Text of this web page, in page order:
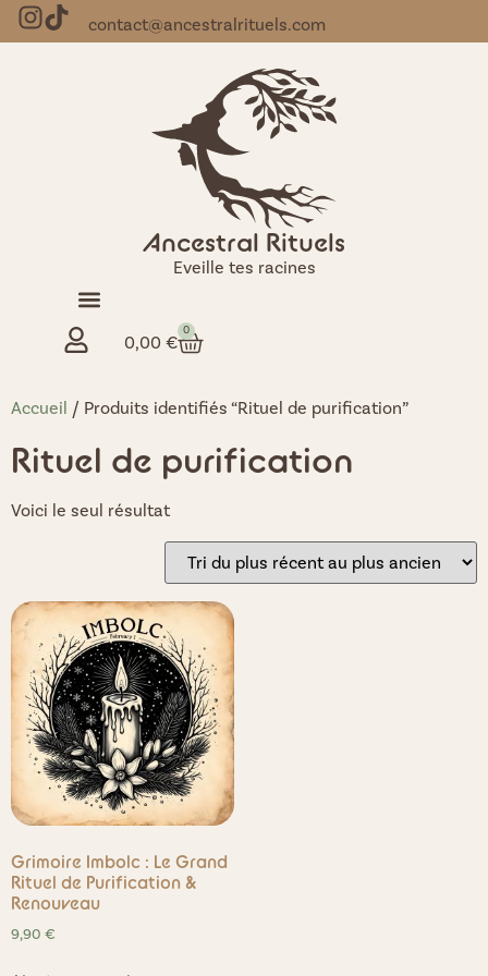
contact@ancestralrituels.com
Ancestral Rituels
Eveille tes racines
0,00 €
0
Accueil / Produits identifiés “Rituel de purification”
Rituel de purification
Voici le seul résultat
Grimoire Imbolc : Le Grand
Rituel de Purification &
Renouveau
9,90 €